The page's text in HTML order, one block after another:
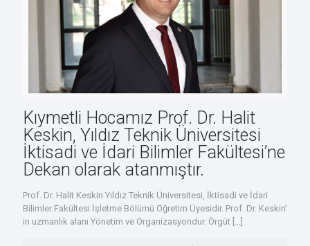
Kıymetli Hocamız Prof. Dr. Halit
Keskin, Yıldız Teknik Üniversitesi
İktisadi ve İdari Bilimler Fakültesi’ne
Dekan olarak atanmıştır.
Prof. Dr. Halit Keskin Yıldız Teknik Üniversitesi, İktisadi ve İdari
Bilimler Fakültesi İşletme Bölümü Öğretim Üyesidir. Prof. Dr. Keskin’
in uzmanlık alanı Yönetim ve Organizasyondur. Örgüt